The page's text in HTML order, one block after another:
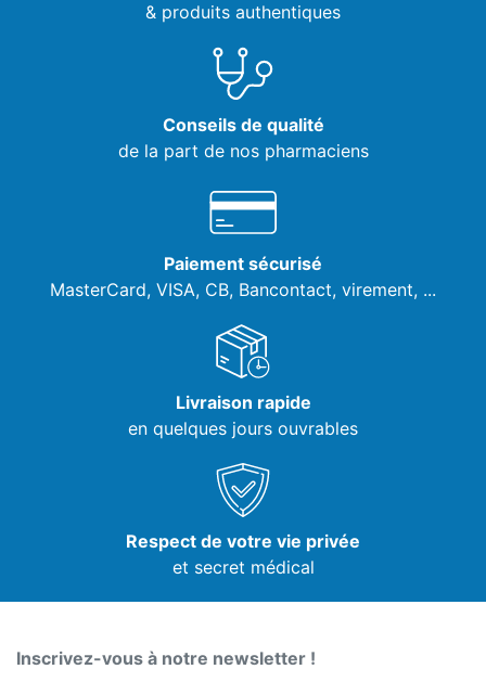
& produits authentiques
Conseils de qualité
de la part de nos pharmaciens
Paiement sécurisé
MasterCard, VISA, CB, Bancontact, virement, ...
Livraison rapide
en quelques jours ouvrables
Respect de votre vie privée
et secret médical
Inscrivez-vous à notre newsletter !